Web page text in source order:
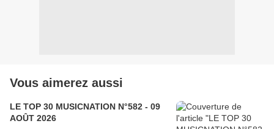
Vous aimerez aussi
LE TOP 30 MUSICNATION N°582 - 09
AOÛT 2026